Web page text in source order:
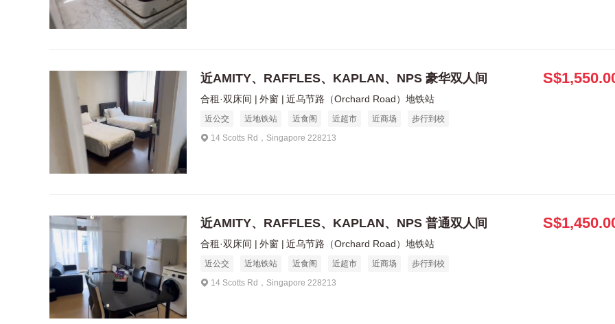
近AMITY、RAFFLES、KAPLAN、NPS 豪华双人间
合租·双床间 外窗 近乌节路（Orchard Road）地铁站
近公交 近地铁站 近食阁 近超市 近商场
步行到校
14 Scotts Rd，Singapore 228213
近AMITY、RAFFLES、KAPLAN、NPS 普通双人间
合租·双床间 外窗 近乌节路（Orchard Road）地铁站
近公交 近地铁站 近食阁 近超市 近商场
步行到校
14 Scotts Rd，Singapore 228213